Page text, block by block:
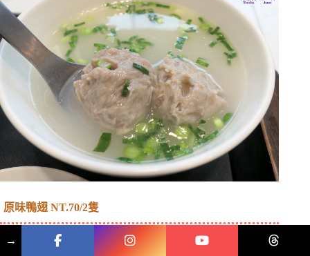
原味鴨翅 NT.70/2隻
有入味，也讓愛吃雞翅的弟弟，獨自啃完一根
→